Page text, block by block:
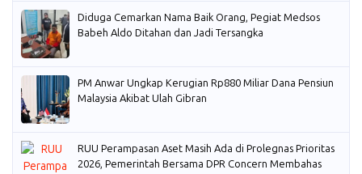
Diduga Cemarkan Nama Baik Orang, Pegiat Medsos
Babeh Aldo Ditahan dan Jadi Tersangka
PM Anwar Ungkap Kerugian Rp880 Miliar Dana Pensiun
Malaysia Akibat Ulah Gibran
RUU Perampasan Aset Masih Ada di Prolegnas Prioritas
2026, Pemerintah Bersama DPR Concern Membahas